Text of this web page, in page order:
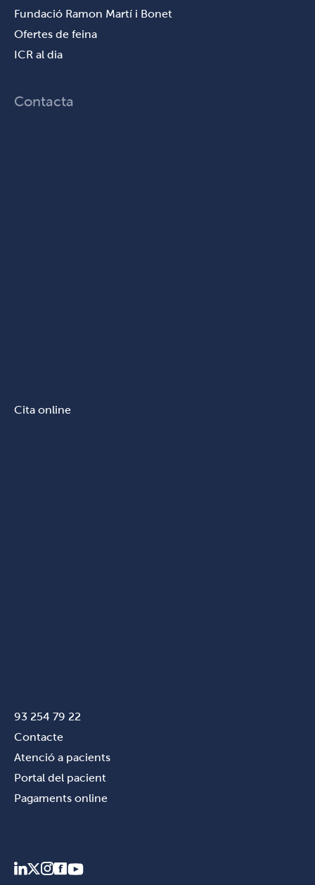
Fundació Ramon Martí i Bonet
Ofertes de feina
ICR al dia
Contacta
Cita online
93 254 79 22
Contacte
Atenció a pacients
Portal del pacient
Pagaments online